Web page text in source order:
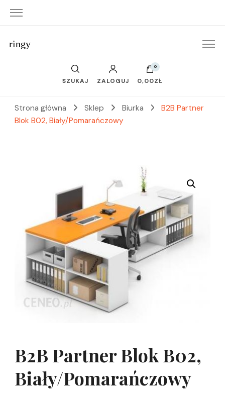
ringy
SZUKAJ ZALOGUJ
0
0,00ZŁ
Strona główna Sklep Biurka
B2B Partner
Blok B02, Biały/Pomarańczowy
B2B Partner Blok B02,
Biały/Pomarańczowy